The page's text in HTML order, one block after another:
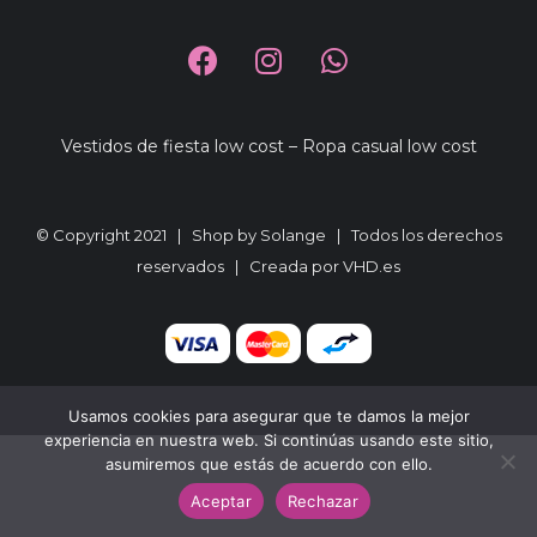
Vestidos de fiesta low cost– Ropa casual low cost
© Copyright 2021 | Shop by Solange | Todos los derechos
reservados | Creada porVHD.es
Usamos cookies para asegurar que te damos la mejor
experiencia en nuestra web. Si continúas usando este sitio,
asumiremos que estás de acuerdo con ello.
Aceptar
Rechazar